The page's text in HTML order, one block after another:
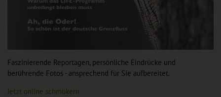
Faszinierende Reportagen, persönliche Eindrücke und
berührende Fotos - ansprechend für Sie aufbereitet.
Jetzt online schmökern